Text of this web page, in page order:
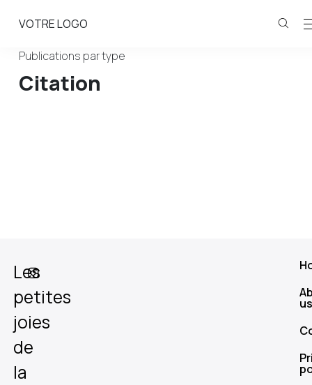
VOTRE LOGO
Publications par type
Citation
Les
petites
joies
de
la
us